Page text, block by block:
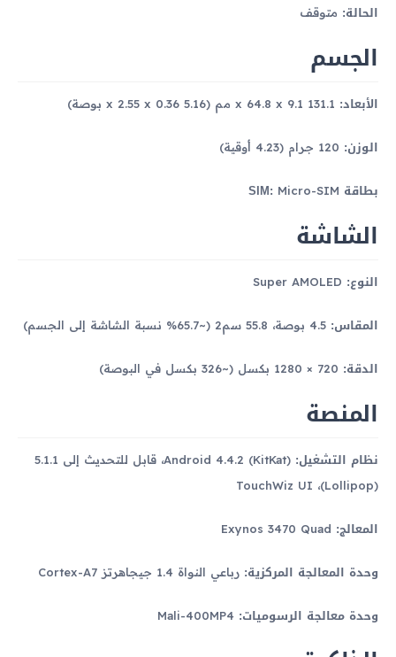
الحالة: متوقف
الجسم
الأبعاد:
الوزن:
بطاقة SIM: Micro-SIM
الشاشة
النوع:
المقاس:
الدقة:
المنصة
نظام التشغيل:
Android 4.4.2 (KitKat)، قابل للتحديث إلى 5.1.1
(Lollipop)، TouchWiz UI
المعالج:
وحدة المعالجة المركزية: رباعي النواة 1.4 جيجاهرتز Cortex-A7
وحدة معالجة الرسوميات: